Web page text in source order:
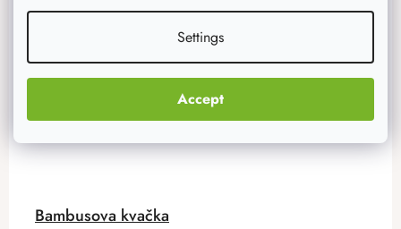
Settings
Accept
Bambusova kvačka